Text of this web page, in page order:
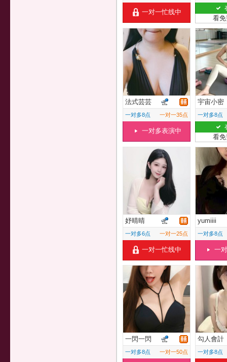
一对一忙线中
看
法式芸芸
一对多8点 一对一35点
一对多表演中
宇宙小密
一对多8点
看
妤晴晴
一对多6点 一对一25点
一对一忙线中
yumiiii
一对多8点
一
一閃一閃
一对多8点 一对一50点
勾人會計
一对多8点